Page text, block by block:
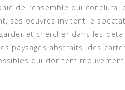
de l’ensemble qui conclura
ses oeuvres invitent le
et chercher dans les
paysages abstraits, des
qui donnent